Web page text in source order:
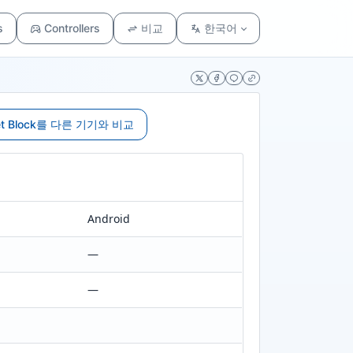
Controllers 비교 한국어
Block를 다른 기기와 비교
Android
—
—